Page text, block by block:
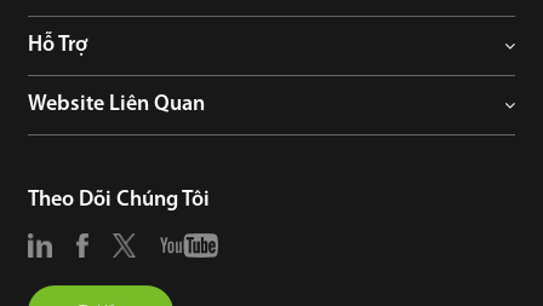
Hỗ Trợ
Website Liên Quan
Theo Dõi Chúng Tôi